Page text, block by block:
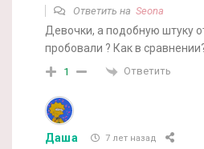
Ответить на Seona
Девочки, а подобную штуку
пробовали ? Как в
1 Ответить
Даша 7 лет назад